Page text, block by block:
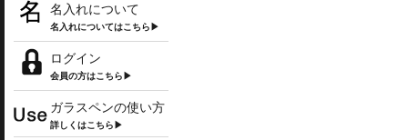
名入れについて
名入れについてはこちら▶
ログイン
会員の方はこちら▶
ガラスペンの使い方
詳しくはこちら▶